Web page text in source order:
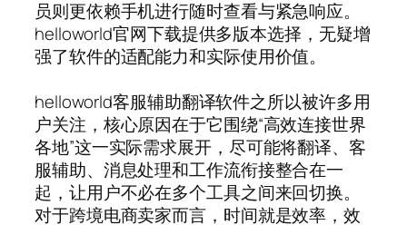
员则更依赖手机进行随时查看与紧急响应。
helloworld官网下载提供多版本选择，无疑增
强了软件的适配能力和实际使用价值。
helloworld客服辅助翻译软件之所以被许多用
户关注，核心原因在于它围绕“高效连接世界
各地”这一实际需求展开，尽可能将翻译、客
服辅助、消息处理和工作流衔接整合在一
起，让用户不必在多个工具之间来回切换。
对于跨境电商卖家而言，时间就是效率，效